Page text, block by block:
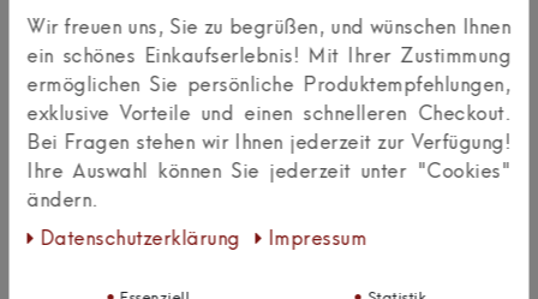
Deutschland
info@kalb-m.de
0049 5223 49 24 228
Wir freuen uns, Sie zu begrüßen, und wünschen Ihnen
ein schönes Einkaufserlebnis! Mit Ihrer Zustimmung
ermöglichen Sie persönliche Produktempfehlungen,
exklusive Vorteile und einen schnelleren Checkout.
Bei Fragen stehen wir Ihnen jederzeit zur Verfügung!
Ihre Auswahl können Sie jederzeit unter "Cookies"
ändern.
Daten­schutz­erklärung
Impressum